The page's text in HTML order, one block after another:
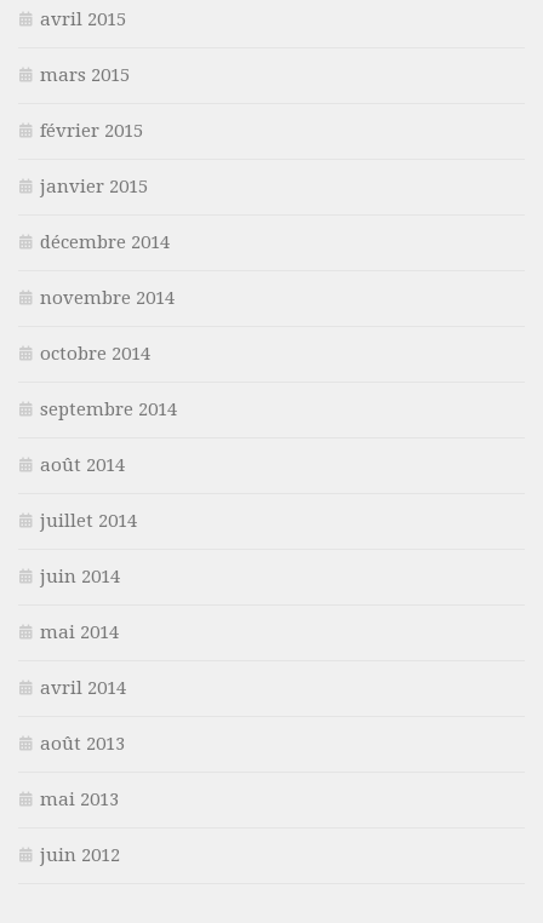
avril 2015
mars 2015
février 2015
janvier 2015
décembre 2014
novembre 2014
octobre 2014
septembre 2014
août 2014
juillet 2014
juin 2014
mai 2014
avril 2014
août 2013
mai 2013
juin 2012